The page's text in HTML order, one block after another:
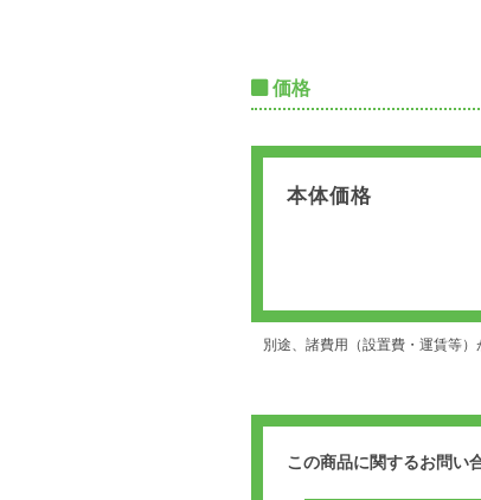
価格
本体価格
別途、諸費用（設置費・運賃等）
この商品に関するお問い